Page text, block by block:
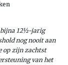
bijna 12½-jarig
nog nooit aan
op zijn zachtst
van het